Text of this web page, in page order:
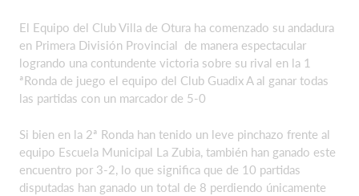
El Equipo del Club Villa de Otura ha comenzado su andadura
en Primera División Provincial de manera espectacular
logrando una contundente victoria sobre su rival en la 1
ªRonda de juego el equipo del Club Guadix A al ganar todas
las partidas con un marcador de 5-0
Si bien en la 2ª Ronda han tenido un leve pinchazo frente al
equipo Escuela Municipal La Zubia, también han ganado este
encuentro por 3-2, lo que significa que de 10 partidas
disputadas han ganado un total de 8 perdiendo únicamente